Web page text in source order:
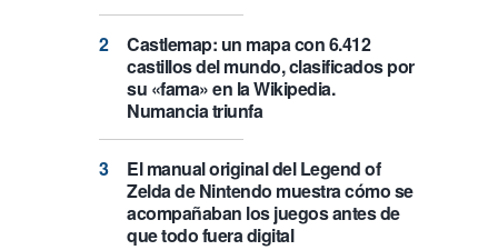
Castlemap: un mapa con 6.412
castillos del mundo, clasificados por
su «fama» en la Wikipedia.
Numancia triunfa
El manual original del Legend of
Zelda de Nintendo muestra cómo se
acompañaban los juegos antes de
que todo fuera digital